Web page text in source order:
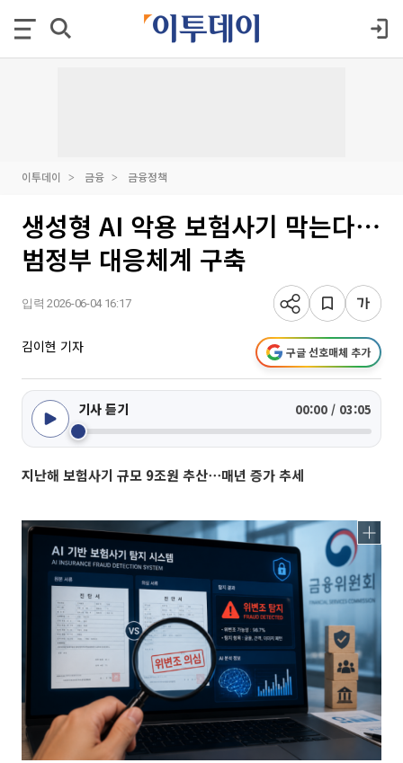
이투데이 금융 금융정책
생성형 AI 악용 보험사기 막는다⋯
범정부 대응체계 구축
입력 2026-06-04 16:17
김이현 기자 구글 선호매체 추가
기사 듣기 00:00 / 03:05
지난해 보험사기 규모 9조원 추산⋯매년 증가 추세